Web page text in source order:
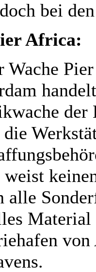
bei
Africa:
Wache
der
die
weist
alle
von